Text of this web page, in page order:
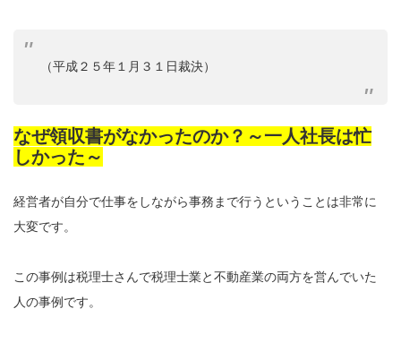
（平成２５年１月３１日裁決）
なぜ領収書がなかったのか？～一人社長は忙
しかった～
経営者が自分で仕事をしながら事務まで行うということは非常に
大変です。
この事例は税理士さんで税理士業と不動産業の両方を営んでいた
人の事例です。